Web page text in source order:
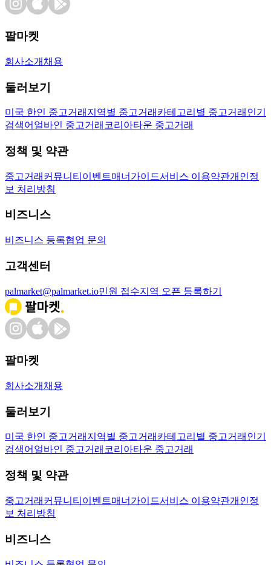
팔마켓
회사소개 채용
둘러보기
미국 한인 중고거래 지역별 중고거래 카테고리별 중고거래 인기
검색어 얼바인 중고거래 코리아타운 중고거래
정책 및 약관
중고거래 커뮤니티 이벤트매너가이드서비스 이용약관개인정
보 처리방침
비즈니스
비즈니스 등록협업 문의
고객센터
palmarket@palmarket.io민원 접수지역 오픈 등록하기
팔마켓
회사소개 채용
둘러보기
미국 한인 중고거래 지역별 중고거래 카테고리별 중고거래 인기
검색어 얼바인 중고거래 코리아타운 중고거래
정책 및 약관
중고거래 커뮤니티 이벤트매너가이드서비스 이용약관개인정
보 처리방침
비즈니스